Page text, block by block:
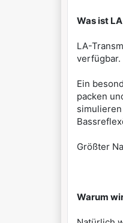
Was ist
LA-
verfügbar.
Ein
packen
Größter
Warum